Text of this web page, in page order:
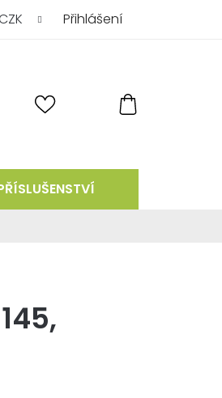
Přihlášení
KOŠÍK